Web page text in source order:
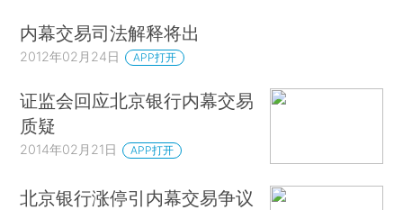
内幕交易司法解释将出
2012年02月24日 APP打开
证监会回应北京银行内幕交易
质疑
2014年02月21日 APP打开
北京银行涨停引内幕交易争议